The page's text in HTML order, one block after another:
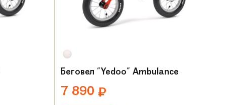
Беговел "Yedoo" Ambulance
7 890 ₽